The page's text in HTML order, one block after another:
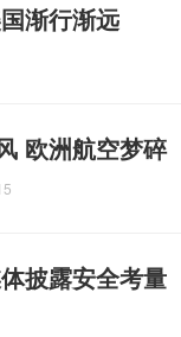
渐行渐远
欧洲航空梦碎
披露安全考量